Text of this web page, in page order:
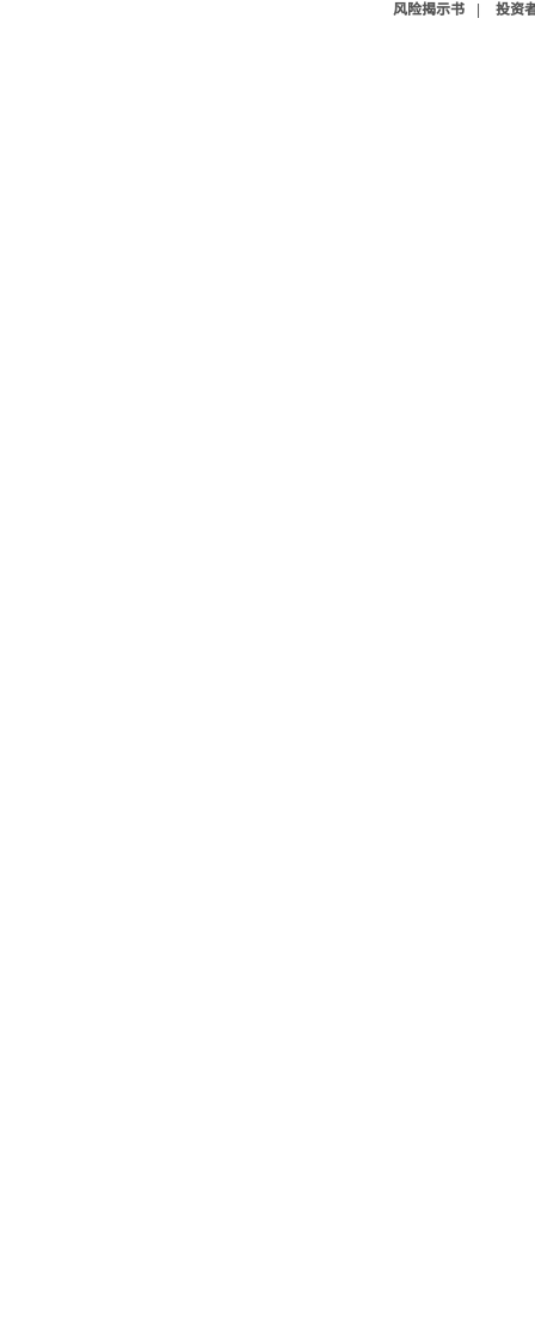
风险揭示书
投资